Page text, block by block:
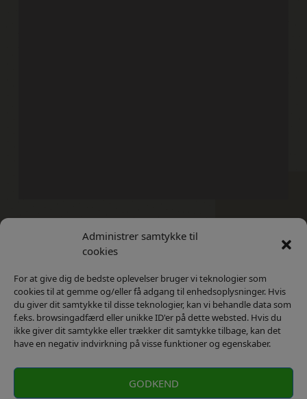
Administrer samtykke til
cookies
For at give dig de bedste oplevelser bruger vi teknologier som
cookies til at gemme og/eller få adgang til enhedsoplysninger. Hvis
du giver dit samtykke til disse teknologier, kan vi behandle data som
f.eks. browsingadfærd eller unikke ID'er på dette websted. Hvis du
ikke giver dit samtykke eller trækker dit samtykke tilbage, kan det
have en negativ indvirkning på visse funktioner og egenskaber.
GODKEND
Kontakt